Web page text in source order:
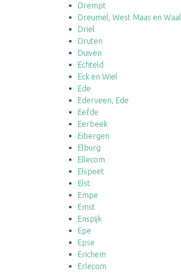
Drempt
Dreumel, West Maas en Waal
Driel
Druten
Duiven
Echteld
Eck en Wiel
Ede
Ederveen, Ede
Eefde
Eerbeek
Eibergen
Elburg
Ellecom
Elspeet
Elst
Empe
Emst
Enspijk
Epe
Epse
Erichem
Erlecom